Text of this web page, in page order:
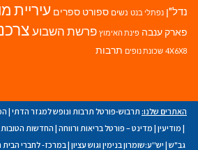
נדל"ן נפתלי בנט נשים ספורט ספרים עיריית
פארק ענבה פינת האימוץ פרשת השבוע
4X6X8 שכונת נופים תרבות
האתרים שלנו: תרבוש-פורטל תרבות ונופש למגזר הדתי |
| מודיעין | מדינט – פורטל בריאות ורווחה | החדשות
גב"ש | יש''ע:שומרון בנימין וגוש עציון |במרכז- לחברי הבית